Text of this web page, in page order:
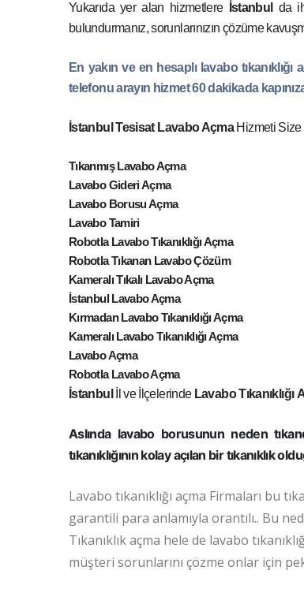
Yukarıda yer alan hizmetlere İstanbul
da
bulundurmanız, sorunlarınızın çözüme
En yakın ve en hesaplı lavabo
telefonu arayın hizmet 60 dakikada
İstanbul Tesisat Lavabo AçmaHizmeti Size
Tıkanmış Lavabo Açma
Lavabo Gideri Açma
Lavabo Borusu Açma
Lavabo Tamiri
Robotla Lavabo Tıkanıklığı Açma
Robotla Tıkanan Lavabo Çözüm
Kameralı Tıkalı Lavabo Açma
İstanbul Lavabo Açma
Kırmadan Lavabo Tıkanıklığı Açma
Kameralı Lavabo Tıkanıklığı Açma
Lavabo Açma
Robotla Lavabo Açma
İstanbul
İl ve İlçelerinde LavaboTıkanıklığı
Aslında lavabo borusunun neden
tıkanıklığının kolay açılan bir tıkanıklık
Lavabo tıkanıklığı açma Firmaları bu
garantili para anlamıyla orantılı.. Bu
Tıkanıklık açma hele de lavabo
müşteri sorunlarını çözme onlar için